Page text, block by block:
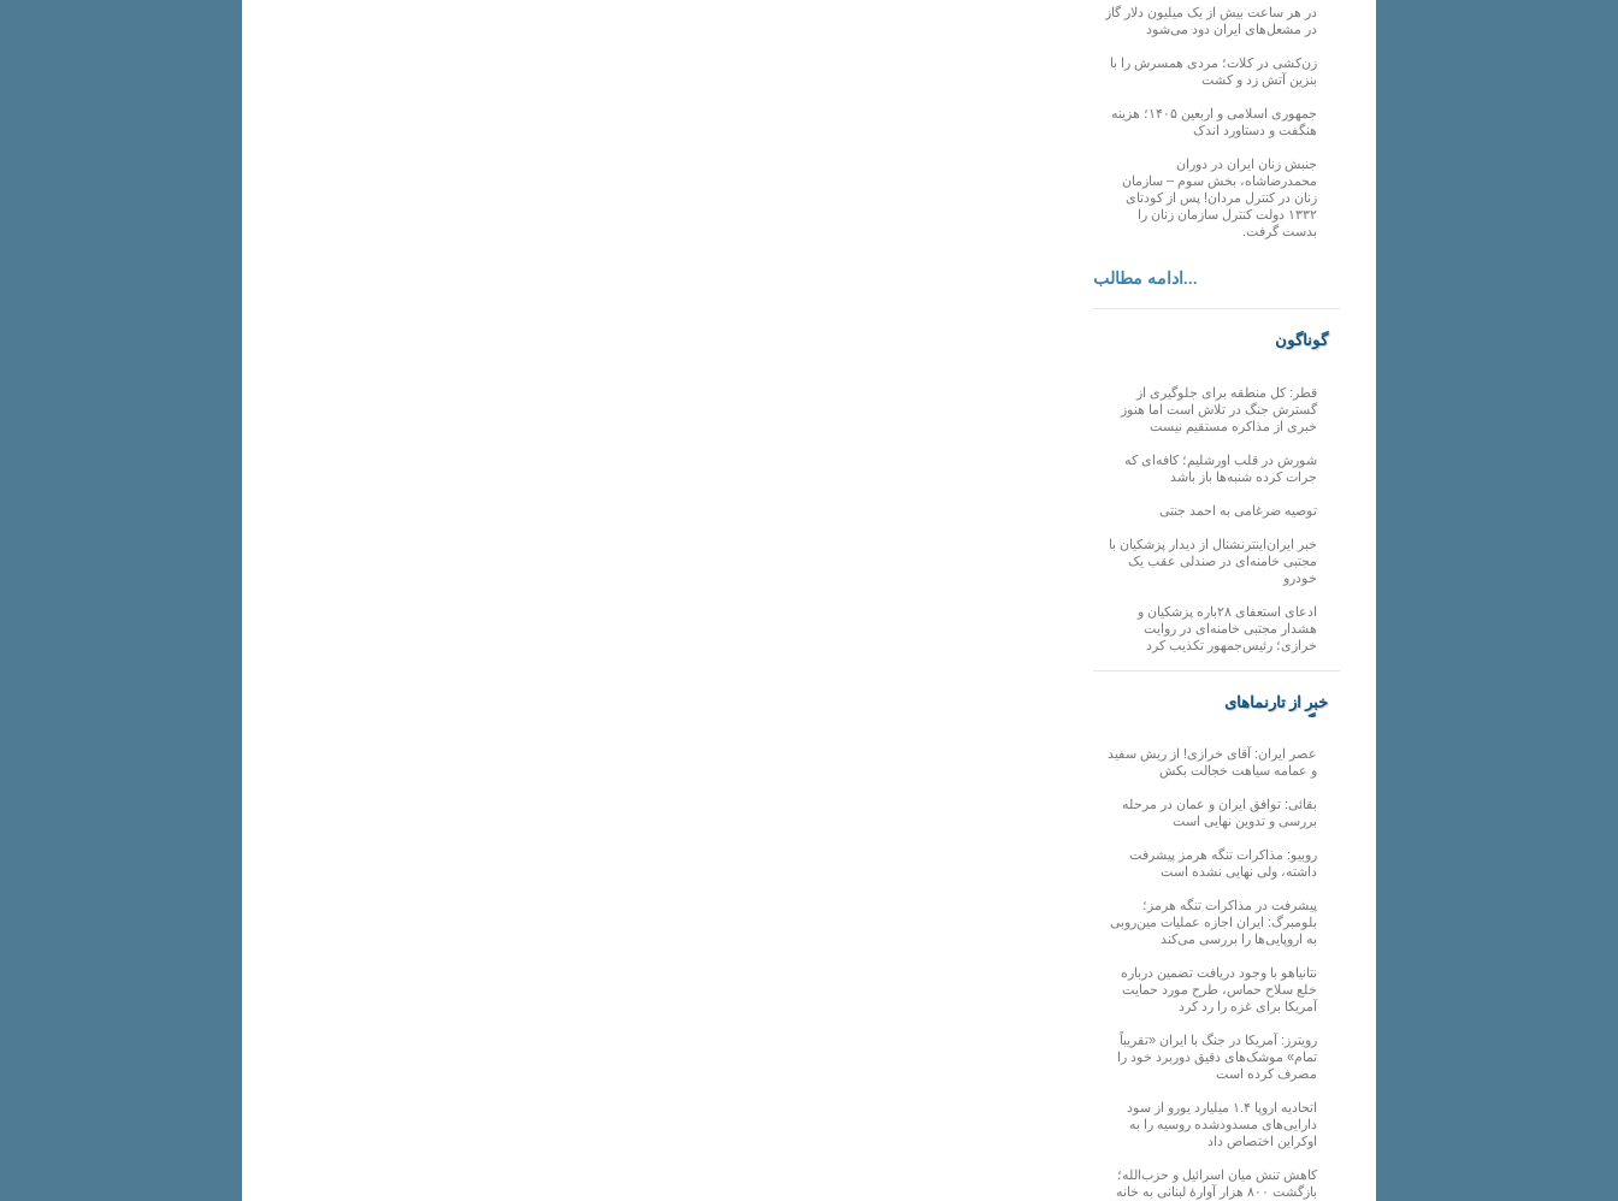
در هر ساعت بیش از یک میلیون دلار گاز
در مشعل‌های ایران دود می‌شود
زن‌کشی در کلات؛ مردی همسرش را با
بنزین آتش زد و کشت
جمهوری اسلامی و اربعین ۱۴۰۵؛ هزینه
هنگفت و دستاورد اندک
جنبش زنان ایران در دوران
محمدرضاشاه، بخش سوم – سازمان
زنان در کنترل مردان! پس از کودتای
۱۳۳۲ دولت کنترل سازمان زنان را
بدست گرفت.
ادامه مطالب...
گوناگون
قطر: کل منطقه برای جلوگیری از
گسترش جنگ در تلاش است اما هنوز
خبری از مذاکره مستقیم نیست
شورش در قلب اورشلیم؛ کافه‌ای که
جرات کرده شنبه‌ها باز باشد
توصیه ضرغامی به احمد جنتی
خبر ایران‌اینترنشنال از دیدار پزشکیان با
مجتبی خامنه‌ای در صندلی عقب یک
خودرو
ادعای استعفای ۲۸باره پزشکیان و
هشدار مجتبی خامنه‌ای در روایت
خرازی؛ رئیس‌جمهور تکذیب کرد
خبر از تارنماهای
دیگر
عصر ایران: آقای خرازی! از ریش سفید
و عمامه سیاهت خجالت بکش
بقائی: توافق ایران و عمان در مرحله
بررسی و تدوین نهایی است
روبیو: مذاکرات تنگه هرمز پیشرفت
داشته، ولی نهایی نشده است
پیشرفت در مذاکرات تنگه هرمز؛
بلومبرگ: ایران اجازه عملیات مین‌روبی
به اروپایی‌ها را بررسی می‌کند
نتانیاهو با وجود دریافت تضمین درباره
خلع سلاح حماس، طرح مورد حمایت
آمریکا برای غزه را رد کرد
رویترز: آمریکا در جنگ با ایران «تقریباً
تمام» موشک‌های دقیق دوربرد خود را
مصرف کرده است
اتحادیه اروپا ۱.۴ میلیارد یورو از سود
دارایی‌های مسدودشده روسیه را به
اوکراین ‏اختصاص داد
کاهش تنش میان اسرائیل و حزب‌الله؛
بازگشت ۸۰۰ هزار آوارۀ لبنانی به خانه‌